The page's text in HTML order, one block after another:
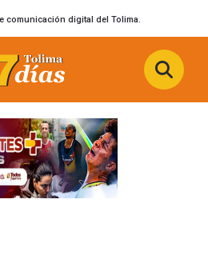
comunicación digital del Tolima.